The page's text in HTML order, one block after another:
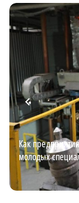
Как
молодых